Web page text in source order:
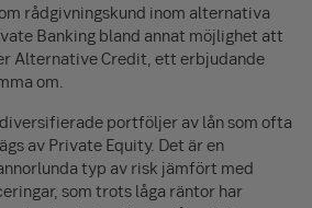
rådgivningskund inom alternativa
Banking bland annat möjlighet att
Alternative Credit, ett erbjudande
om.
portföljer av lån som ofta
av Private Equity. Det är en
typ av risk jämfört med
som trots låga räntor har